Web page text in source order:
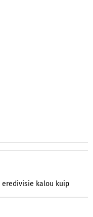
eredivisie kalou kuip